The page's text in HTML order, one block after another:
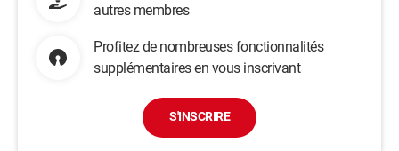
autres membres
Profitez de nombreuses fonctionnalités
supplémentaires en vous inscrivant
S'INSCRIRE